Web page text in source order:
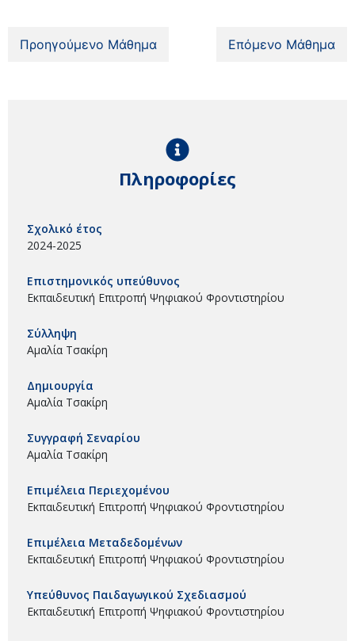
Προηγούμενο Μάθημα Επόμενο Μάθημα
Πληροφορίες
Σχολικό έτος
2024-2025
Επιστημονικός υπεύθυνος
Εκπαιδευτική Επιτροπή Ψηφιακού Φροντιστηρίου
Σύλληψη
Αμαλία Τσακίρη
Δημιουργία
Αμαλία Τσακίρη
Συγγραφή Σεναρίου
Αμαλία Τσακίρη
Επιμέλεια Περιεχομένου
Εκπαιδευτική Επιτροπή Ψηφιακού Φροντιστηρίου
Επιμέλεια Μεταδεδομένων
Εκπαιδευτική Επιτροπή Ψηφιακού Φροντιστηρίου
Υπεύθυνος Παιδαγωγικού Σχεδιασμού
Εκπαιδευτική Επιτροπή Ψηφιακού Φροντιστηρίου